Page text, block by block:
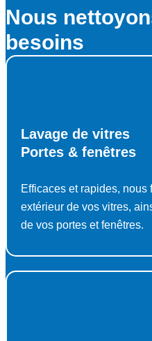
Nous
besoins
Lavage de vitres
Portes & fenêtres
Efficaces et rapides,
extérieur de vos vitres,
de vos portes et fenêtres.